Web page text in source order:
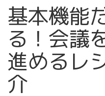
基本機能
る！会議
進めるレ
介